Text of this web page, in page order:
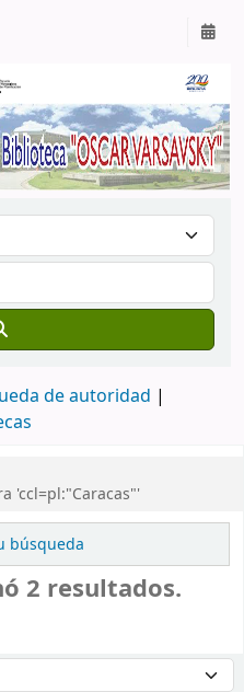
de autoridad
'ccl=pl:"Caracas"'
búsqueda
2 resultados.